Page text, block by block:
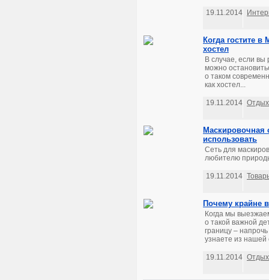
19.11.2014
Когда гостите
хостел
В случае, если вы
можно
о таком
как хостел...
19.11.2014
Маскировочная
использовать
Сеть для
любителю
19.11.2014
Почему крайне
Когда мы
о такой важной
границу –
узнаете из нашей
19.11.2014